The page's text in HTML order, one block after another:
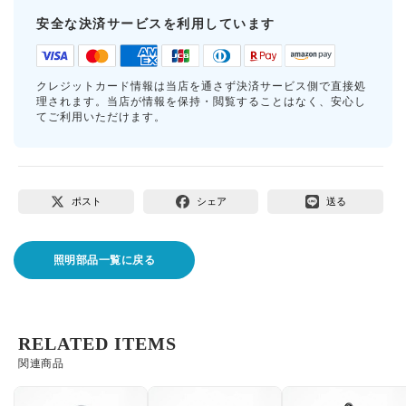
安全な決済サービスを利用しています
クレジットカード情報は当店を通さず決済サービス側で直接処
理されます。当店が情報を保持・閲覧することはなく、安心し
てご利用いただけます。
ポスト シェア 送る
照明部品一覧に戻る
関連商品
RELATED ITEMS